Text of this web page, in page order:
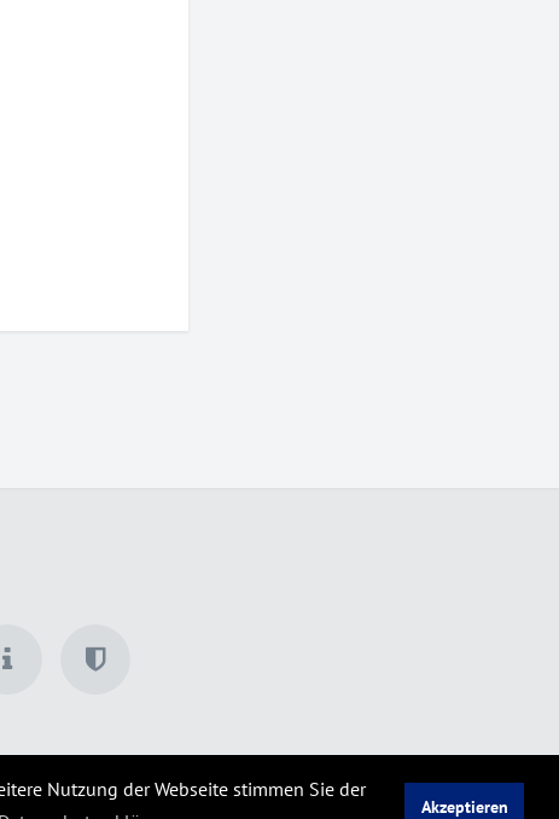
Nutzung der Webseite stimmen Sie der
Akzeptieren